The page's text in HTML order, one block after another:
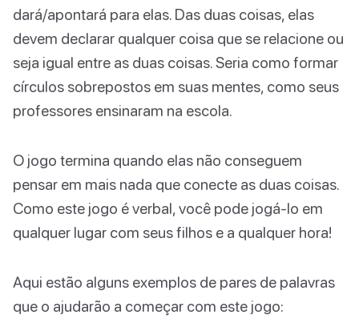
dará/apontará para elas. Das duas coisas, elas
devem declarar qualquer coisa que se relacione ou
seja igual entre as duas coisas. Seria como formar
círculos sobrepostos em suas mentes, como seus
professores ensinaram na escola.
O jogo termina quando elas não conseguem
pensar em mais nada que conecte as duas coisas.
Como este jogo é verbal, você pode jogá-lo em
qualquer lugar com seus filhos e a qualquer hora!
Aqui estão alguns exemplos de pares de palavras
que o ajudarão a começar com este jogo: